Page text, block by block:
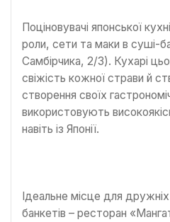
Поціновувачі японської
роли, сети та маки в суші-
Самбірчика, 2/3). Кухарі
свіжість кожної страви й
створення своїх
використовують
навіть із Японії.
Ідеальне місце для
банкетів – ресторан